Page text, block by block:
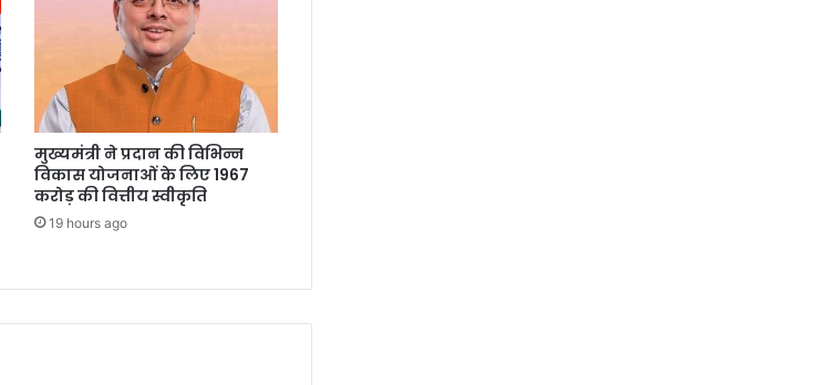
मुख्यमंत्री ने प्रदान की विभिन्न
विकास योजनाओं के लिए 1967
करोड़ की वित्तीय स्वीकृति
19 hours ago